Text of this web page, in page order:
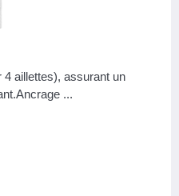
aillettes), assurant un
...